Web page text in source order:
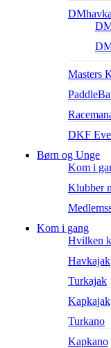
Masters
DKF
Børn og Unge
Kom i
Klubber
Kom i gang
Hvilken
Havkajak
Turkajak
Kapkajak
Turkano
Kapkano